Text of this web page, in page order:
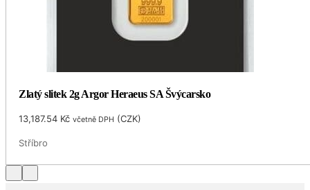
Zlatý slitek 2g Argor Heraeus SA Švýcarsko
13,187.54 Kč včetně DPH (CZK)
Stříbro